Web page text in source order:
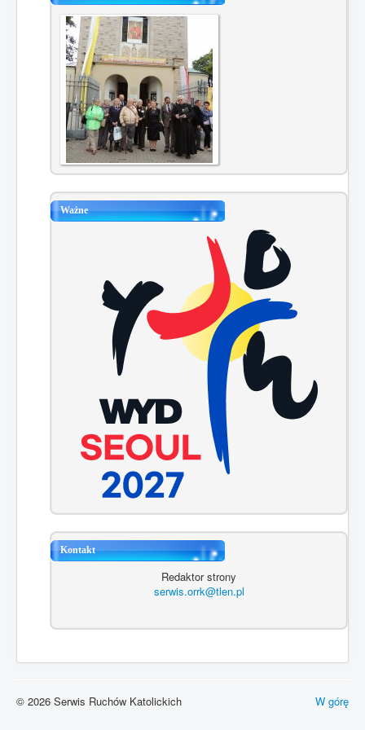
Ważne
Kontakt
Redaktor strony
serwis.orrk@tlen.pl
W górę
© 2026 Serwis Ruchów Katolickich